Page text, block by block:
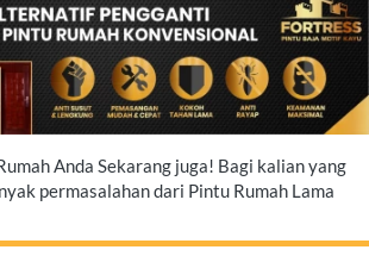
Anda Sekarang juga! Bagi kalian yang
permasalahan dari Pintu Rumah Lama